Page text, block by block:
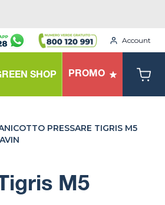
Account
SHOP PROMO
PRESSARE TIGRIS M5
M5